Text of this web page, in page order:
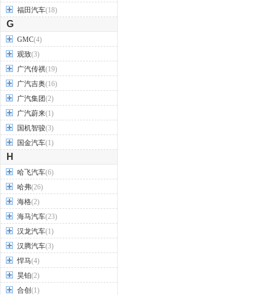
福田汽车(18)
G
GMC(4)
观致(3)
广汽传祺(19)
广汽吉奥(16)
广汽集团(2)
广汽蔚来(1)
国机智骏(3)
国金汽车(1)
H
哈飞汽车(6)
哈弗(26)
海格(2)
海马汽车(23)
汉龙汽车(1)
汉腾汽车(3)
悍马(4)
昊铂(2)
合创 (1)